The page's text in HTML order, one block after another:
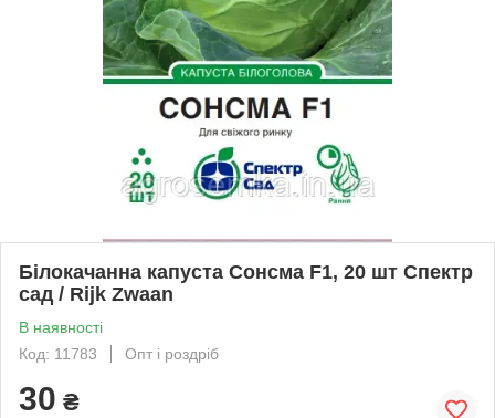
Білокачанна капуста Сонсма F1, 20 шт Спектр
сад / Rijk Zwaan
В наявності
Код: 11783
Опт і роздріб
30 ₴